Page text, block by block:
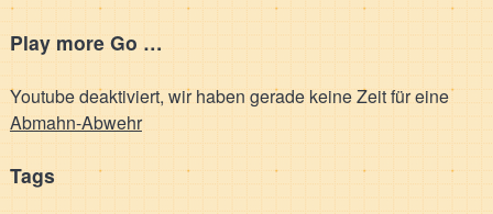
Play more Go …
Youtube deaktiviert, wir haben gerade keine Zeit für eine
Abmahn-Abwehr
Tags